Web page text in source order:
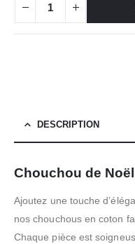
DESCRIPTION
Chouchou de
Ajoutez une touche
nos chouchous en coton
Chaque pièce est